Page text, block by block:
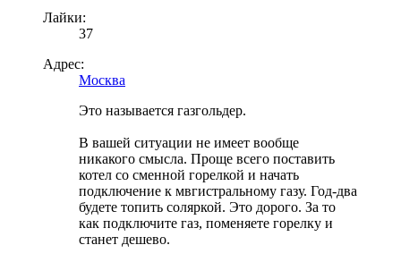
Лайки:
37
Адрес:
Москва
Это называется газгольдер.
В вашей ситуации не имеет вообще
никакого смысла. Проще всего поставить
котел со сменной горелкой и начать
подключение к мвгистральному газу. Год-два
будете топить соляркой. Это дорого. За то
как подключите газ, поменяете горелку и
станет дешево.